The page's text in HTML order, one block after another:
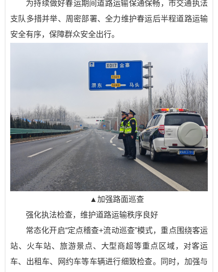
为持续做好春运期间道路运输保通保畅，市交通执法
支队多措并举、周密部署、全力维护春运后半程道路运输
安全有序，保障群众安全出行。
▲加强路面巡查
强化执法检查，维护道路运输秩序良好
常态化开启“定点稽查+流动巡查”模式，重点围绕客运
站、火车站、旅游景点、大型商超等重点区域，对客运
车、出租车、网约车等车辆进行细致检查。同时，加强与